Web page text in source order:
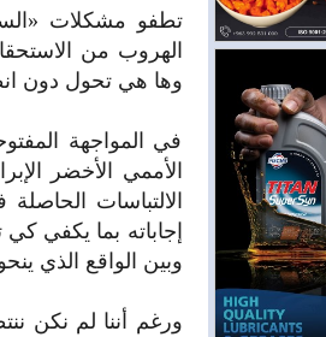
تطفو مشكلات
الهروب من
وها هي تحول دون
في المواجهة
الأممي الأخضر
الالتباسات
إجاباته بما يكفي
وبين الواقع الذي
ورغم أننا لم نكن